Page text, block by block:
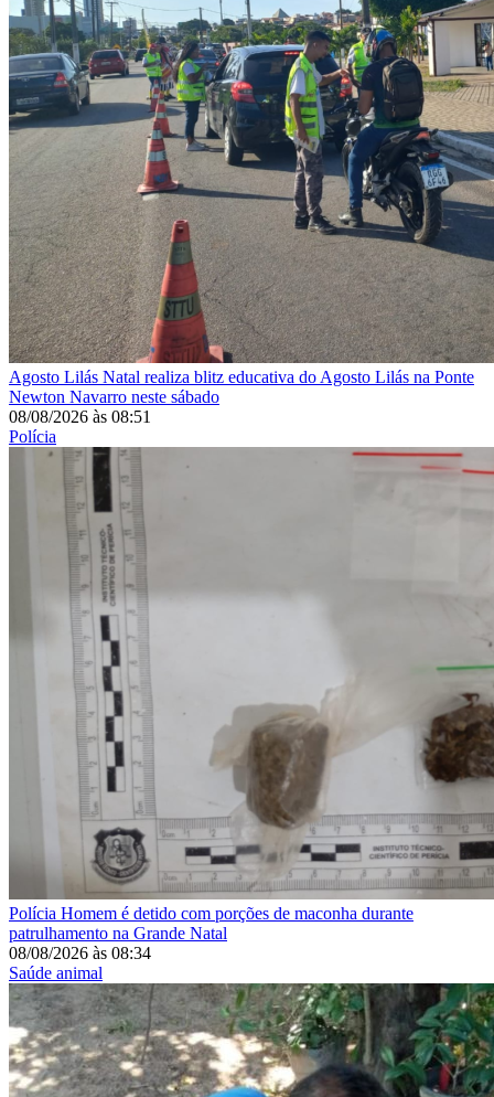
Agosto Lilás Natal realiza blitz educativa do Agosto Lilás na Ponte
Newton Navarro neste sábado
08/08/2026 às 08:51
Polícia
Polícia Homem é detido com porções de maconha durante
patrulhamento na Grande Natal
08/08/2026 às 08:34
Saúde animal